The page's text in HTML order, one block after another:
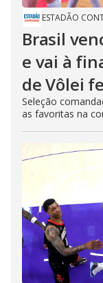
ESTADÃO
Brasil
e vai à
de Vôlei
Seleção
as favoritas na